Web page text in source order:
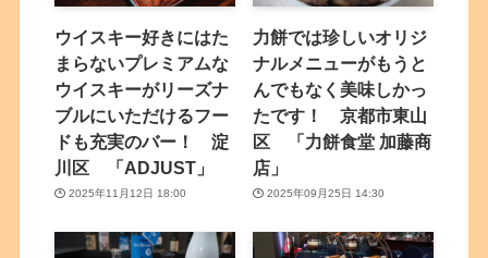
ウイスキー好きにはた
まらないプレミアムな
ウイスキーがリーズナ
ブルにいただけるフー
ドも充実のバー！ 淀
川区 「ADJUST」
2025年11月12日 18:00
力餅では珍しいオリジ
ナルメニューがもうと
んでもなく美味しかっ
たです！ 京都市東山
区 「力餅食堂 加藤商
店」
2025年09月25日 14:30